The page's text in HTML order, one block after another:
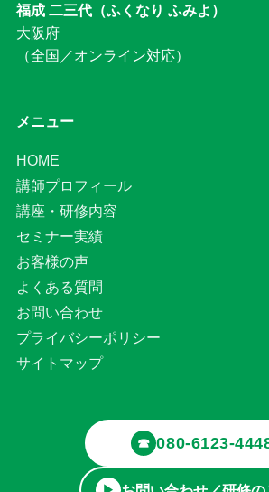
福成 二三代（ふくなり ふみよ）
大阪府
（全国／オンライン対応）
メニュー
HOME
講師プロフィール
講座・研修内容
セミナー実績
お客様の声
よくある質問
お問い合わせ
プライバシーポリシー
サイトマップ
☎ 080-6123-